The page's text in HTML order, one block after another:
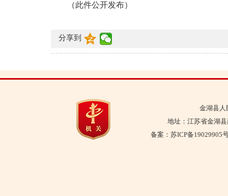
（此件公开发布）
分享到
金湖县人
地址：江苏省金湖
备案：苏ICP备19029905